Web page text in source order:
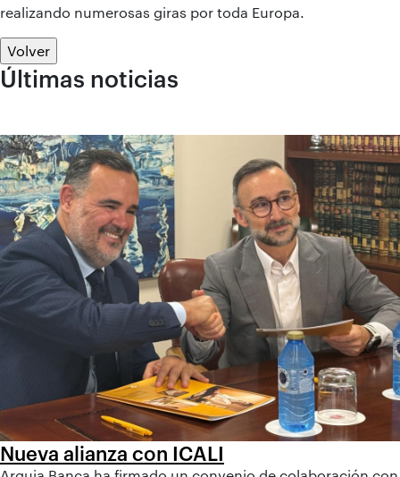
realizando numerosas giras por toda Europa.
Volver
Últimas noticias
Nueva alianza con ICALI